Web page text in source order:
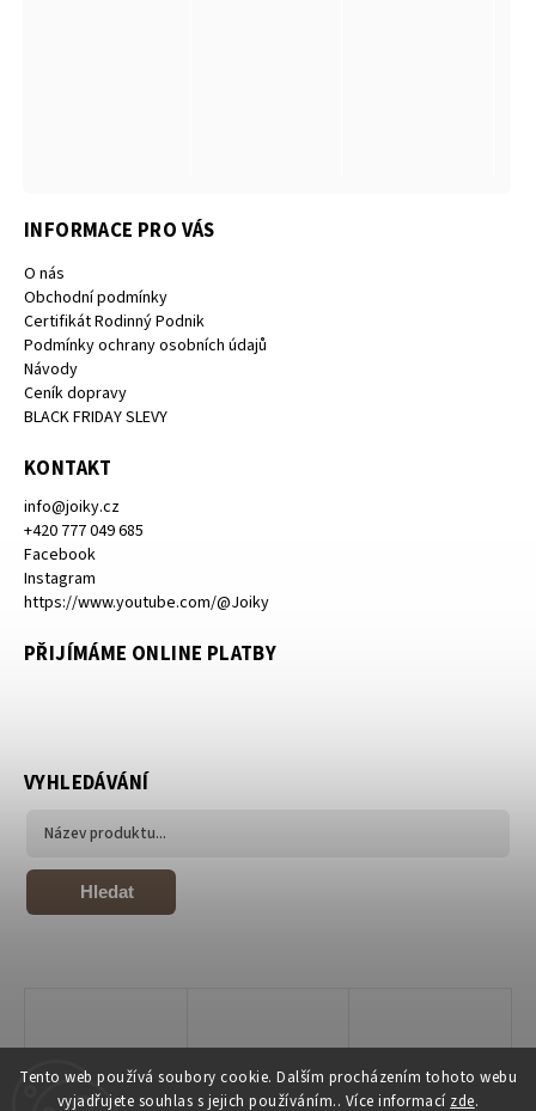
Tento web používá soubory cookie. Dalším procházením tohoto webu
vyjadřujete souhlas s jejich používáním.. Více informací zde.
INFORMACE PRO VÁS
O nás
Obchodní podmínky
Certifikát Rodinný Podnik
Podmínky ochrany osobních údajů
Návody
Ceník dopravy
BLACK FRIDAY SLEVY
KONTAKT
info@joiky.cz
+420 777 049 685
Facebook
Instagram
https://www.youtube.com/@Joiky
PŘIJÍMÁME ONLINE PLATBY
VYHLEDÁVÁNÍ
Hledat